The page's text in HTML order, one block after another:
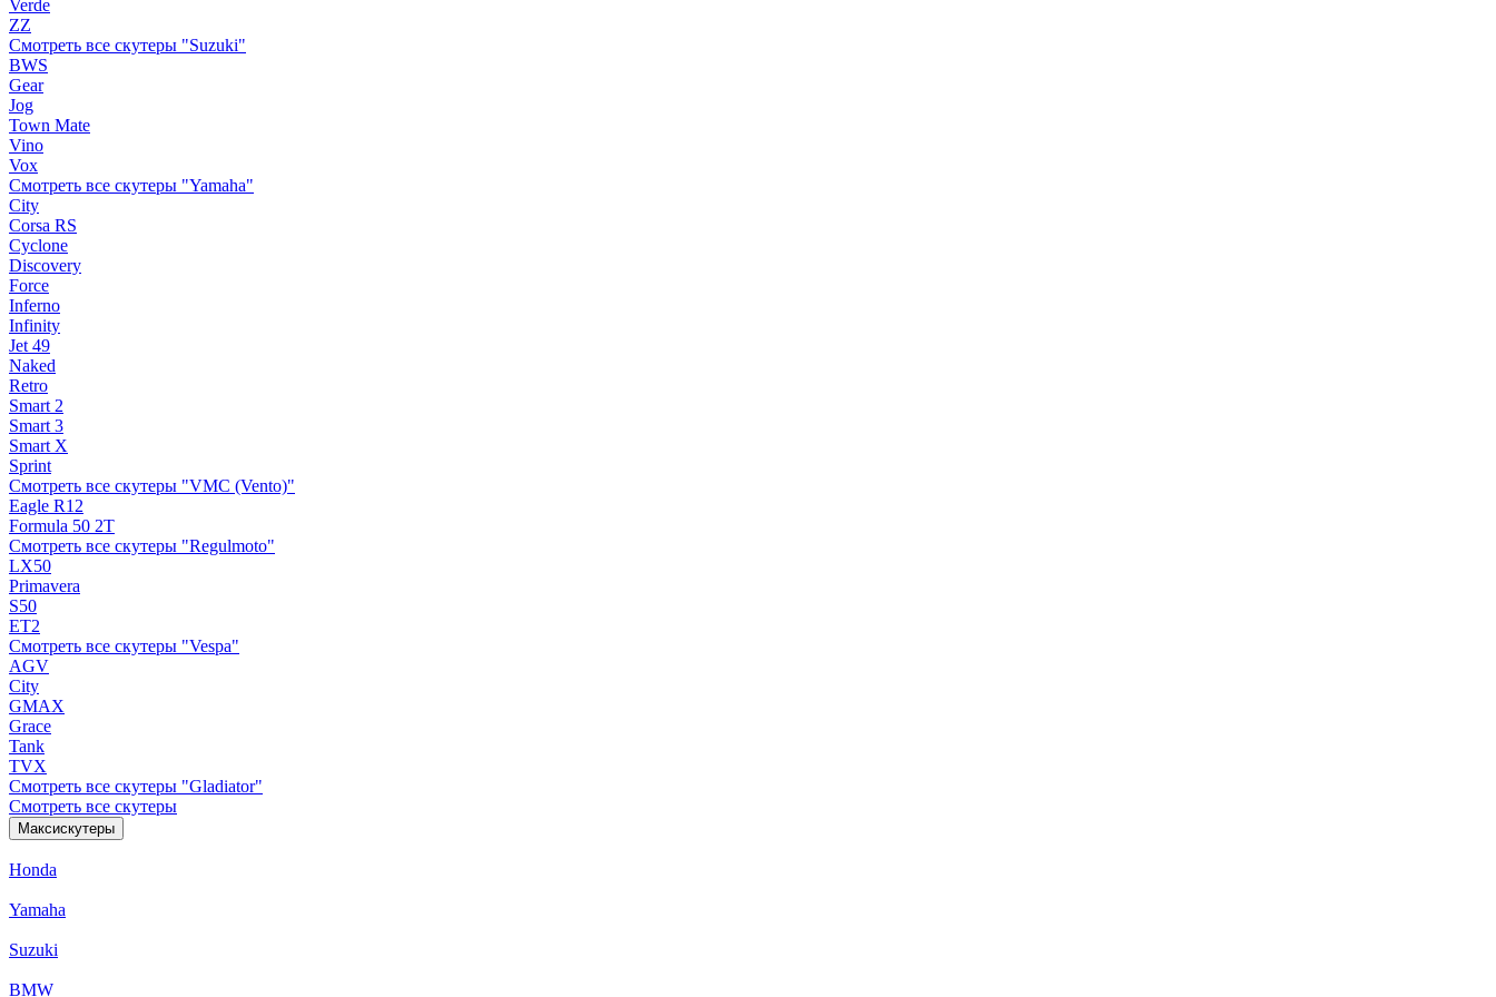
Verde
ZZ
Смотреть все скутеры "Suzuki"
BWS
Gear
Jog
Town Mate
Vino
Vox
Смотреть все скутеры "Yamaha"
City
Corsa RS
Cyclone
Discovery
Force
Inferno
Infinity
Jet 49
Naked
Retro
Smart 2
Smart 3
Smart X
Sprint
Смотреть все скутеры "VMC (Vento)"
Eagle R12
Formula 50 2Т
Смотреть все скутеры "Regulmoto"
LX50
Primavera
S50
ET2
Смотреть все скутеры "Vespa"
AGV
City
GMAX
Grace
Tank
TVX
Смотреть все скутеры "Gladiator"
Смотреть все скутеры
Максискутеры
Honda
Yamaha
Suzuki
BMW